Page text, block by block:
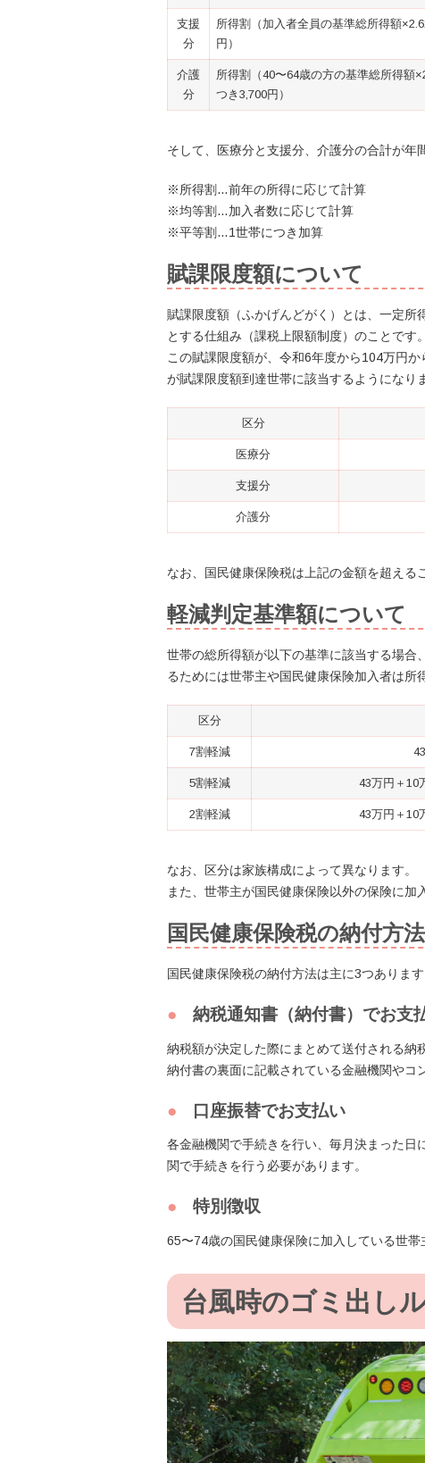
支援
分
所得割（加入者全員の基準総所得額
円）
介護
分
所得割（40〜64歳の方の基準総所得額
つき3,700円）
そして、医療分と支援分、介護分の合計が年
※所得割…前年の所得に応じて計算
※均等割…加入者数に応じて計算
※平等割…1世帯につき加算
賦課限度額について
賦課限度額（ふかげんどがく）とは、一定
とする仕組み（課税上限額制度）のことです。
この賦課限度額が、令和6年度から104万円
が賦課限度額到達世帯に該当するようになり
区分
医療分
支援分
介護分
なお、国民健康保険税は上記の金額を超える
軽減判定基準額について
世帯の総所得額が以下の基準に該当する場合
るためには世帯主や国民健康保険加入者は所
区分
7割軽減
5割軽減 43万円＋10
2割軽減 43万円＋10
なお、区分は家族構成によって異なります。
また、世帯主が国民健康保険以外の保険に加
国民健康保険税の納付方法
国民健康保険税の納付方法は主に3つあります
納税通知書（納付書）でお支
納税額が決定した際にまとめて送付される納
納付書の裏面に記載されている金融機関やコ
口座振替でお支払い
各金融機関で手続きを行い、毎月決まった
関で手続きを行う必要があります。
特別徴収
65〜74歳の国民健康保険に加入している世帯
台風時のゴミ出し